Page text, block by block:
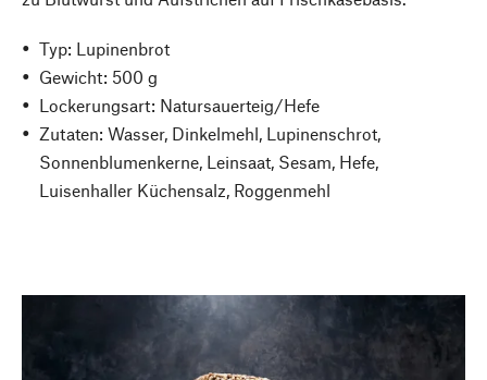
Typ: Lupinenbrot
Gewicht: 500 g
Lockerungsart: Natursauerteig/Hefe
Zutaten: Wasser, Dinkelmehl, Lupinenschrot,
Sonnenblumenkerne, Leinsaat, Sesam, Hefe,
Luisenhaller Küchensalz, Roggenmehl